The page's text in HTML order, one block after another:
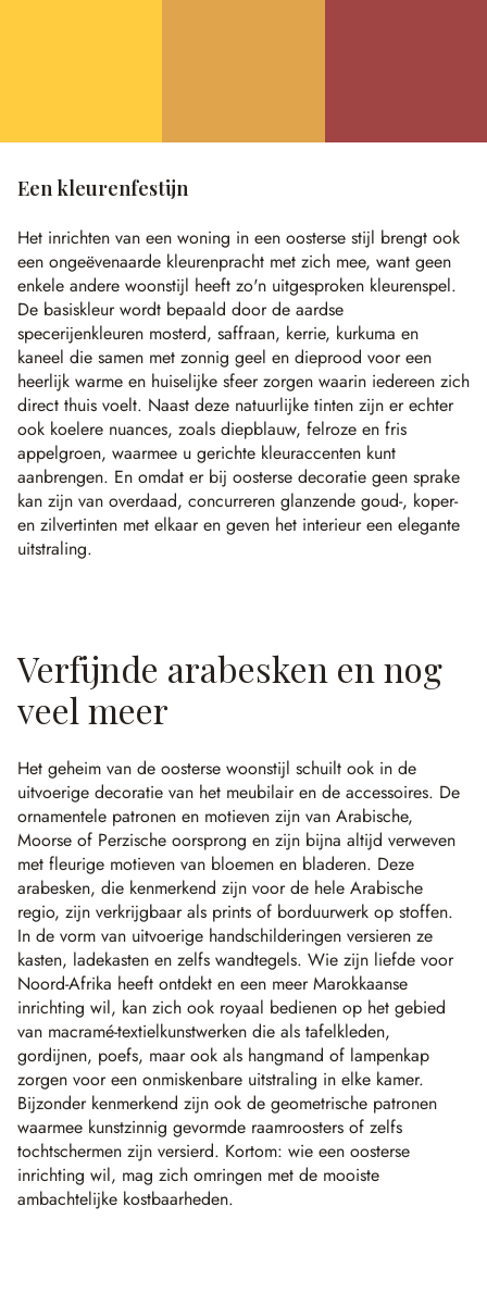
Een kleurenfestijn
Het inrichten van een woning in een oosterse stijl brengt ook
een ongeëvenaarde kleurenpracht met zich mee, want geen
enkele andere woonstijl heeft zo'n uitgesproken kleurenspel.
De basiskleur wordt bepaald door de aardse
specerijenkleuren mosterd, saffraan, kerrie, kurkuma en
kaneel die samen met zonnig geel en dieprood voor een
heerlijk warme en huiselijke sfeer zorgen waarin iedereen zich
direct thuis voelt. Naast deze natuurlijke tinten zijn er echter
ook koelere nuances, zoals diepblauw, felroze en fris
appelgroen, waarmee u gerichte kleuraccenten kunt
aanbrengen. En omdat er bij oosterse decoratie geen sprake
kan zijn van overdaad, concurreren glanzende goud-, koper-
en zilvertinten met elkaar en geven het interieur een elegante
uitstraling.
Verfijnde arabesken en nog
veel meer
Het geheim van de oosterse woonstijl schuilt ook in de
uitvoerige decoratie van het meubilair en de accessoires. De
ornamentele patronen en motieven zijn van Arabische,
Moorse of Perzische oorsprong en zijn bijna altijd verweven
met fleurige motieven van bloemen en bladeren. Deze
arabesken, die kenmerkend zijn voor de hele Arabische
regio, zijn verkrijgbaar als prints of borduurwerk op stoffen.
In de vorm van uitvoerige handschilderingen versieren ze
kasten, ladekasten en zelfs wandtegels. Wie zijn liefde voor
Noord-Afrika heeft ontdekt en een meer Marokkaanse
inrichting wil, kan zich ook royaal bedienen op het gebied
van macramé-textielkunstwerken die als tafelkleden,
gordijnen, poefs, maar ook als hangmand of lampenkap
zorgen voor een onmiskenbare uitstraling in elke kamer.
Bijzonder kenmerkend zijn ook de geometrische patronen
waarmee kunstzinnig gevormde raamroosters of zelfs
tochtschermen zijn versierd. Kortom: wie een oosterse
inrichting wil, mag zich omringen met de mooiste
ambachtelijke kostbaarheden.